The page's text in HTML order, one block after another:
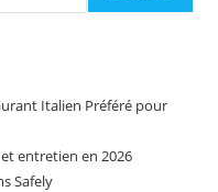
Italien Préféré pour
entretien en 2026
Safely